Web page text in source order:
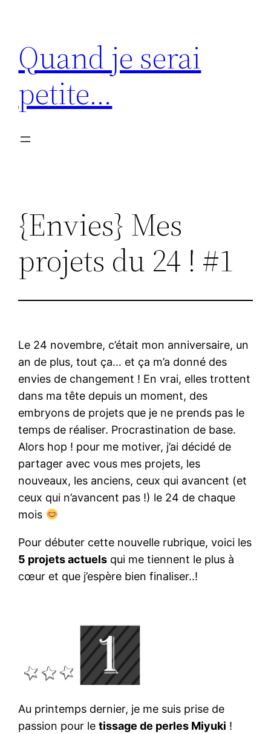
contenu
Quand je serai
petite…
{Envies} Mes
projets du 24 ! #1
Le 24 novembre, c’était mon anniversaire, un
an de plus, tout ça… et ça m’a donné des
envies de changement ! En vrai, elles trottent
dans ma tête depuis un moment, des
embryons de projets que je ne prends pas le
temps de réaliser. Procrastination de base.
Alors hop ! pour me motiver, j’ai décidé de
partager avec vous mes projets, les
nouveaux, les anciens, ceux qui avancent (et
ceux qui n’avancent pas !) le 24 de chaque
mois
Pour débuter cette nouvelle rubrique, voici les
5 projets actuels qui me tiennent le plus à
cœur et que j’espère bien finaliser..!
Au printemps dernier, je me suis prise de
passion pour letissage de perles Miyuki !